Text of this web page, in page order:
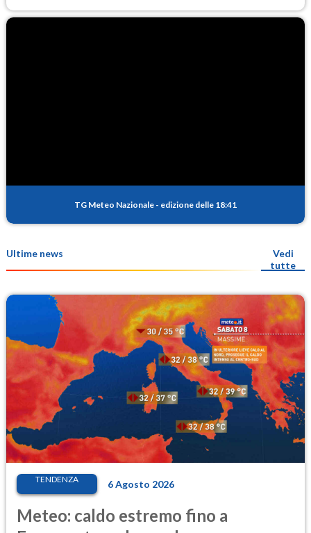
TG Meteo Nazionale - edizione delle 18:41
Ultime news
Vedi
tutte
TENDENZA 6 Agosto 2026
Meteo: caldo estremo fino a